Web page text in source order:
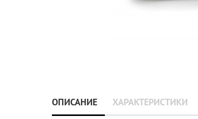
ОПИСАНИЕ ХАРАКТЕРИСТИКИ